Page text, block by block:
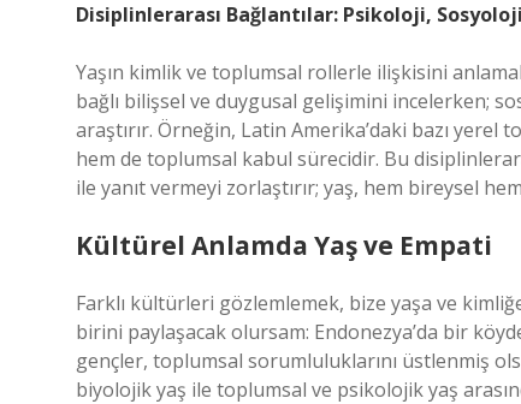
Disiplinlerarası Bağlantılar: Psikoloji,
Yaşın kimlik ve toplumsal rollerle ilişkisini
bağlı bilişsel ve duygusal gelişimini incelerken;
araştırır. Örneğin, Latin Amerika’daki bazı
hem de toplumsal kabul sürecidir. Bu
ile yanıt vermeyi zorlaştırır; yaş, hem bireysel
Kültürel Anlamda Yaş ve Empati
Farklı kültürleri gözlemlemek, bize yaşa ve
birini paylaşacak olursam: Endonezya’da bir
gençler, toplumsal sorumluluklarını üstlenmiş
biyolojik yaş ile toplumsal ve psikolojik yaş